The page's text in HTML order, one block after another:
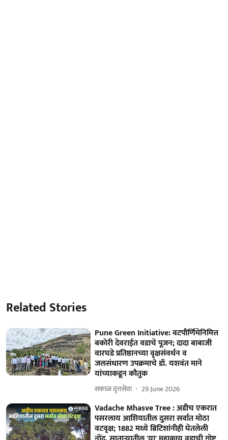
Related Stories
Pune Green Initiative: वटपौर्णिमेनिमित्त
बकोरी देवराईत वडाचे पूजन; दादा बाबाजी
वारघडे प्रतिष्ठानच्या वृक्षसंवर्धन व
जलसंधारण उपक्रमाचे डॉ. यशवंत माने
यांच्याकडून कौतुक
सकाळ वृत्तसेवा 29 June 2026
Vadache Mhasve Tree : अडीच एकरात
पसरलाय आशियातील दुसरा सर्वात मोठा
वटवृक्ष; 1882 मध्ये ब्रिटिशांनीही घेतलेली